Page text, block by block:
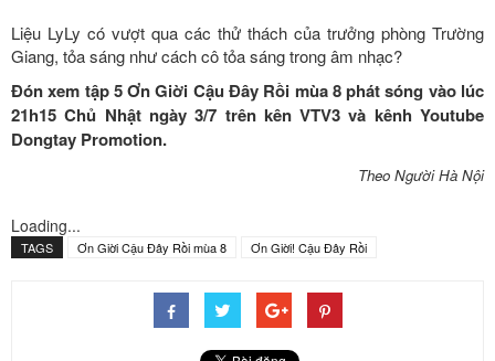
Liệu LyLy có vượt qua các thử thách của trưởng phòng Trường
Giang, tỏa sáng như cách cô tỏa sáng trong âm nhạc?
Đón xem tập 5 Ơn Giời Cậu Đây Rồi mùa 8 phát sóng vào lúc
21h15 Chủ Nhật ngày 3/7 trên kên VTV3 và kênh Youtube
Dongtay Promotion.
Theo Người Hà Nội
Loading...
TAGS Ơn Giời Cậu Đây Rồi mùa 8 Ơn Giời! Cậu Đây Rồi